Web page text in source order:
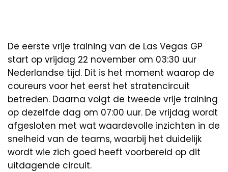
De eerste vrije training van de Las Vegas GP
start op vrijdag 22 november om 03:30 uur
Nederlandse tijd. Dit is het moment waarop de
coureurs voor het eerst het stratencircuit
betreden. Daarna volgt de tweede vrije training
op dezelfde dag om 07:00 uur. De vrijdag wordt
afgesloten met wat waardevolle inzichten in de
snelheid van de teams, waarbij het duidelijk
wordt wie zich goed heeft voorbereid op dit
uitdagende circuit.